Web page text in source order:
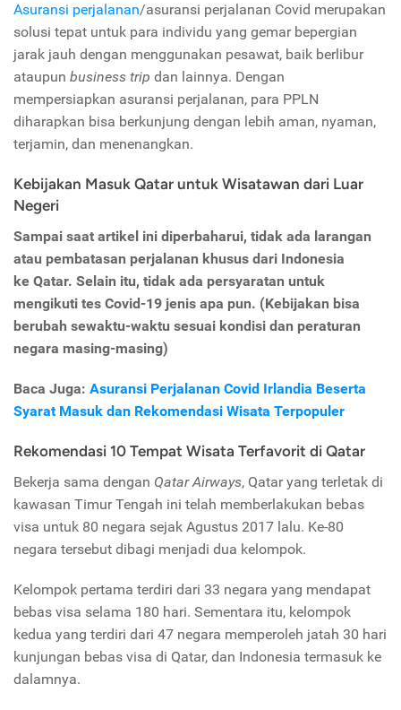
Asuransi perjalanan/asuransi perjalanan Covid merupakan
solusi tepat untuk para individu yang gemar bepergian
jarak jauh dengan menggunakan pesawat, baik berlibur
ataupun business trip dan lainnya. Dengan
mempersiapkan asuransi perjalanan, para PPLN
diharapkan bisa berkunjung dengan lebih aman, nyaman,
terjamin, dan menenangkan.
Kebijakan Masuk Qatar untuk Wisatawan dari Luar
Negeri
Sampai saat artikel ini diperbaharui, tidak ada larangan
atau pembatasan perjalanan khusus dari Indonesia
ke Qatar. Selain itu, tidak ada persyaratan untuk
mengikuti tes Covid-19 jenis apa pun. (Kebijakan bisa
berubah sewaktu-waktu sesuai kondisi dan peraturan
negara masing-masing)
Baca Juga: Asuransi Perjalanan Covid Irlandia Beserta
Syarat Masuk dan Rekomendasi Wisata Terpopuler
Rekomendasi 10 Tempat Wisata Terfavorit di Qatar
Bekerja sama dengan Qatar Airways, Qatar yang terletak di
kawasan Timur Tengah ini telah memberlakukan bebas
visa untuk 80 negara sejak Agustus 2017 lalu. Ke-80
negara tersebut dibagi menjadi dua kelompok.
Kelompok pertama terdiri dari 33 negara yang mendapat
bebas visa selama 180 hari. Sementara itu, kelompok
kedua yang terdiri dari 47 negara memperoleh jatah 30 hari
kunjungan bebas visa di Qatar, dan Indonesia termasuk ke
dalamnya.